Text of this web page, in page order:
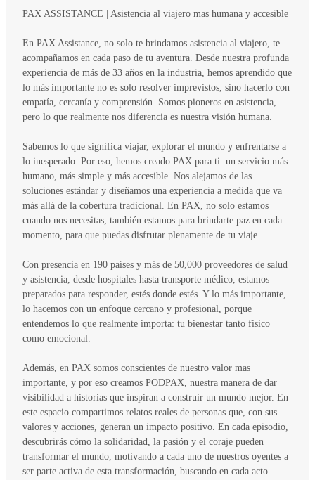
PAX ASSISTANCE | Asistencia al viajero mas humana y accesible
En PAX Assistance, no solo te brindamos asistencia al viajero, te
acompañamos en cada paso de tu aventura. Desde nuestra profunda
experiencia de más de 33 años en la industria, hemos aprendido que
lo más importante no es solo resolver imprevistos, sino hacerlo con
empatía, cercanía y comprensión. Somos pioneros en asistencia,
pero lo que realmente nos diferencia es nuestra visión humana.
Sabemos lo que significa viajar, explorar el mundo y enfrentarse a
lo inesperado. Por eso, hemos creado PAX para ti: un servicio más
humano, más simple y más accesible. Nos alejamos de las
soluciones estándar y diseñamos una experiencia a medida que va
más allá de la cobertura tradicional. En PAX, no solo estamos
cuando nos necesitas, también estamos para brindarte paz en cada
momento, para que puedas disfrutar plenamente de tu viaje.
Con presencia en 190 países y más de 50,000 proveedores de salud
y asistencia, desde hospitales hasta transporte médico, estamos
preparados para responder, estés donde estés. Y lo más importante,
lo hacemos con un enfoque cercano y profesional, porque
entendemos lo que realmente importa: tu bienestar tanto fisico
como emocional.
Además, en PAX somos conscientes de nuestro valor mas
importante, y por eso creamos PODPAX, nuestra manera de dar
visibilidad a historias que inspiran a construir un mundo mejor. En
este espacio compartimos relatos reales de personas que, con sus
valores y acciones, generan un impacto positivo. En cada episodio,
descubrirás cómo la solidaridad, la pasión y el coraje pueden
transformar el mundo, motivando a cada uno de nuestros oyentes a
ser parte activa de esta transformación, buscando en cada acto